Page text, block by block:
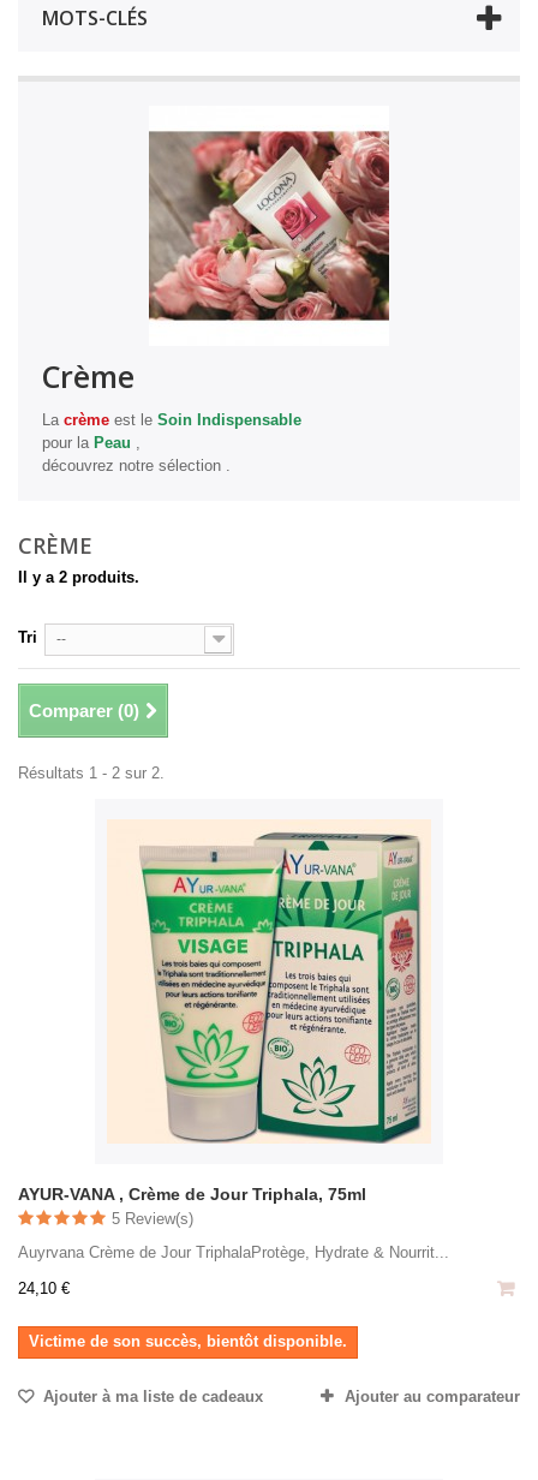
MOTS-CLÉS
Crème
La crème est le Soin Indispensable
pour la Peau
découvrez notre sélection .
CRÈME
Il y a 2 produits.
Tri --
Comparer (0)
Résultats 1 - 2 sur 2.
AYUR-VANA , Crème de Jour Triphala, 75ml
5 Review(s)
Auyrvana Crème de Jour TriphalaProtège, Hydrate & Nourrit...
24,10 €
Victime de son succès, bientôt disponible.
Ajouter à ma liste de cadeaux Ajouter au comparateur